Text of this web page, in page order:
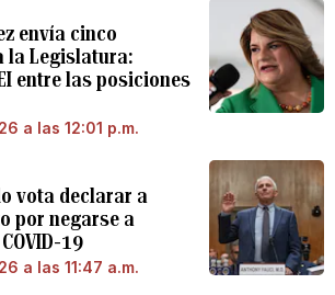
envía cinco
la Legislatura:
entre las posiciones
a las 12:01 p.m.
vota declarar a
por negarse a
19
a las 11:47 a.m.